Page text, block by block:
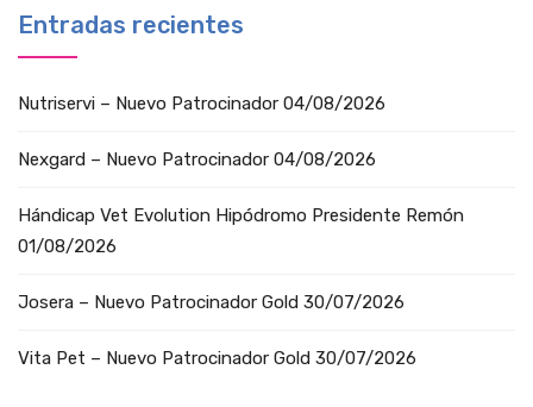
Entradas recientes
Nutriservi – Nuevo Patrocinador 04/08/2026
Nexgard – Nuevo Patrocinador 04/08/2026
Hándicap Vet Evolution Hipódromo Presidente Remón
01/08/2026
Josera – Nuevo Patrocinador Gold 30/07/2026
Vita Pet – Nuevo Patrocinador Gold 30/07/2026